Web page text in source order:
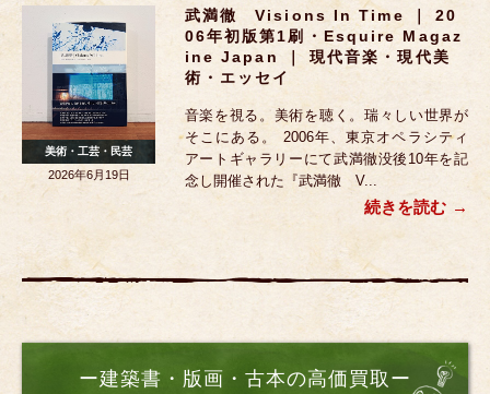
武満徹 Visions In Time ｜ 20
06年初版第1刷・Esquire Magaz
Ine Japan ｜ 現代音楽・現代美
術・エッセイ
音楽を視る。美術を聴く。瑞々しい世界が
そこにある。 2006年、東京オペラシティ
アートギャラリーにて武満徹没後10年を記
念し開催された『武満徹 V...
続きを読む
美術・工芸・民芸
2026年6月19日
ー建築書・版画・古本の高価買取ー